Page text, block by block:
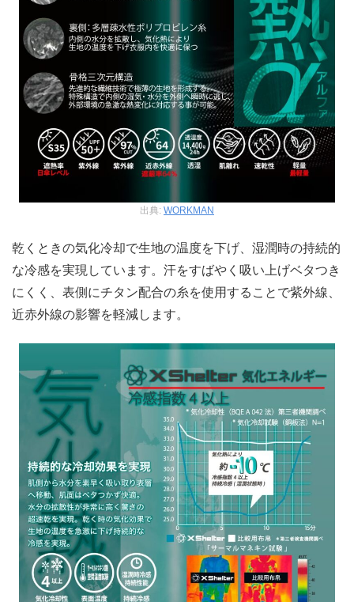
出典: WORKMAN
乾くときの気化冷却で生地の温度を下げ、湿潤時の持続的
な冷感を実現しています。汗をすばやく吸い上げベタつき
にくく、表側にチタン配合の糸を使用することで紫外線、
近赤外線の影響を軽減します。